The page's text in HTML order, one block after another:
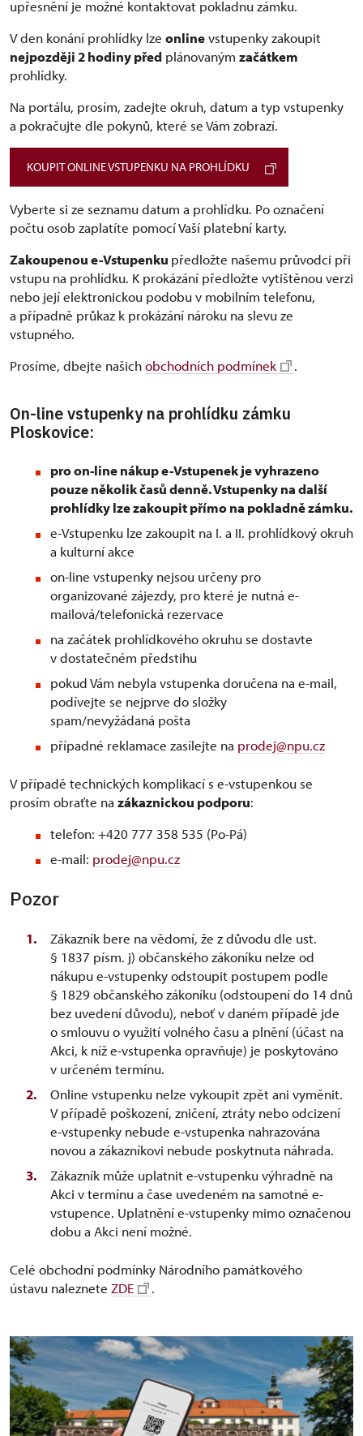
upřesnění je možné kontaktovat pokladnu zámku.
V den konání prohlídky lze onlinevstupenky zakoupit
nejpozději 2 hodiny před plánovaným začátkem
prohlídky.
Na portálu, prosím, zadejte okruh, datum a typ vstupenky
a pokračujte dle pokynů, které se Vám zobrazí.
KOUPIT ONLINE VSTUPENKU NA PROHLÍDKU
Vyberte si ze seznamu datum a prohlídku. Po označení
počtu osob zaplatíte pomocí Vaší platební karty.
Zakoupenou e-Vstupenku předložte našemu průvodci při
vstupu na prohlídku. K prokázání předložte vytištěnou verzi
nebo její elektronickou podobu v mobilním telefonu,
a případně průkaz k prokázání nároku na slevu ze
vstupného.
Prosíme, dbejte našichobchodních podmínek .
On-line vstupenky na prohlídku zámku
Ploskovice:
pro on-line nákup e-Vstupenek je vyhrazeno
pouze několik časů denně. Vstupenky na další
prohlídky lze zakoupit přímo na pokladně zámku.
e-Vstupenku lze zakoupit na I. a II. prohlídkový okruh
a kulturní akce
on-line vstupenky nejsou určeny pro
organizované zájezdy, pro které je nutná e-
mailová/telefonická rezervace
na začátek prohlídkového okruhu se dostavte
v dostatečném předstihu
pokud Vám nebyla vstupenka doručena na e-mail,
podívejte se nejprve do složky
spam/nevyžádaná pošta
případné reklamace zasílejte na prodej@npu.cz
V případě technických komplikací s e-vstupenkou se
prosím obraťte na zákaznickou podporu:
telefon: +420 777 358 535 (Po-Pá)
e-mail: prodej@npu.cz
Pozor
Zákazník bere na vědomí, že z důvodu dle ust.
§ 1837 písm. j) občanského zákoníku nelze od
nákupu e-vstupenky odstoupit postupem podle
§ 1829 občanského zákoníku (odstoupení do 14 dnů
bez uvedení důvodu), neboť v daném případě jde
o smlouvu o využití volného času a plnění (účast na
Akci, k níž e-vstupenka opravňuje) je poskytováno
v určeném termínu.
Online vstupenku nelze vykoupit zpět ani vyměnit.
V případě poškození, zničení, ztráty nebo odcizení
e-vstupenky nebude e-vstupenka nahrazována
novou a zákazníkovi nebude poskytnuta náhrada.
Zákazník může uplatnit e-vstupenku výhradně na
Akci v termínu a čase uvedeném na samotné e-
vstupence. Uplatnění e-vstupenky mimo označenou
dobu a Akci není možné.
Celé obchodní podmínky Národního památkového
ústavu naleznete ZDE .